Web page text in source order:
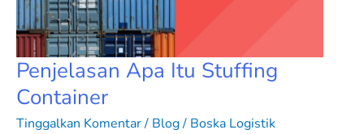
Penjelasan Apa Itu Stuffing
Container
Tinggalkan Komentar/ Blog/ Boska Logistik